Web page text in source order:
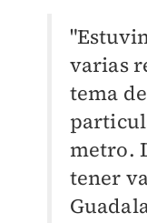
varias
tema
metro.
tener